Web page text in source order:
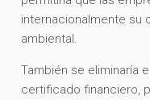
internacionalmente su
ambiental.
También se eliminaría
certificado financiero,